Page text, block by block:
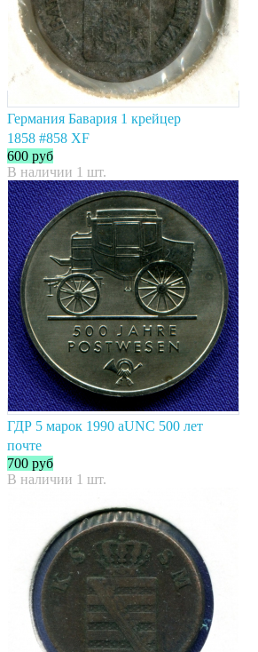
Германия Бавария 1 крейцер
1858 #858 XF
600 руб
В наличии 1 шт.
ГДР 5 марок 1990 aUNC 500 лет
почте
700 руб
В наличии 1 шт.